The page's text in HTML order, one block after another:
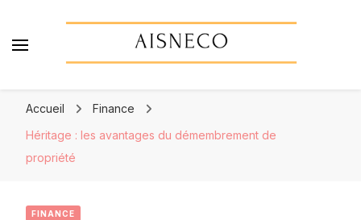
Accueil
Finance
Héritage : les avantages du démembrement de
propriété
FINANCE